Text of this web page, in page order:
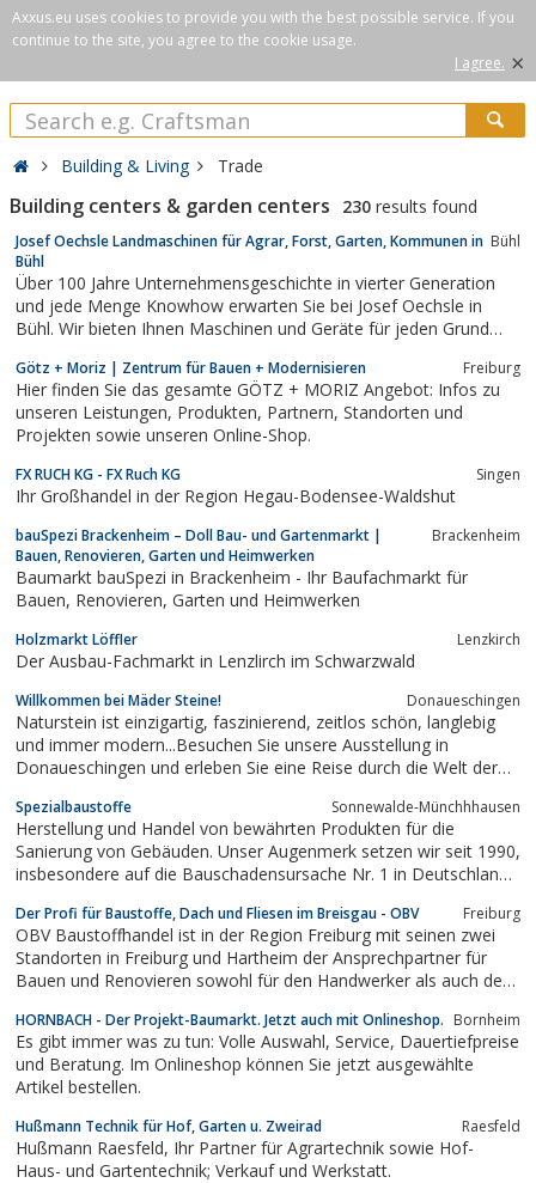
Axxus.eu uses cookies to provide you with the best possible service. If you
continue to the site, you agree to the cookie usage.
I agree. ×
Building & Living Trade
Building centers & garden centers 230 results found
Josef Oechsle Landmaschinen für Agrar, Forst, Garten, Kommunen in
Bühl
Bühl
Über 100 Jahre Unternehmensgeschichte in vierter Generation
und jede Menge Knowhow erwarten Sie bei Josef Oechsle in
Bühl. Wir bieten Ihnen Maschinen und Geräte für jeden Grund
Gartenbesitzer.
Götz + Moriz | Zentrum für Bauen + Modernisieren Freiburg
Hier finden Sie das gesamte GÖTZ + MORIZ Angebot: Infos zu
unseren Leistungen, Produkten, Partnern, Standorten und
Projekten sowie unseren Online-Shop.
FX RUCH KG - FX Ruch KG Singen
Ihr Großhandel in der Region Hegau-Bodensee-Waldshut
bauSpezi Brackenheim – Doll Bau- und Gartenmarkt |
Bauen, Renovieren, Garten und Heimwerken
Brackenheim
Baumarkt bauSpezi in Brackenheim - Ihr Baufachmarkt für
Bauen, Renovieren, Garten und Heimwerken
Holzmarkt Löffler Lenzkirch
Der Ausbau-Fachmarkt in Lenzlirch im Schwarzwald
Willkommen bei Mäder Steine! Donaueschingen
Naturstein ist einzigartig, faszinierend, zeitlos schön, langlebig
und immer modern...Besuchen Sie unsere Ausstellung in
Donaueschingen und erleben Sie eine Reise durch die Welt der
Spezialbaustoffe Sonnewalde-Münchhhausen
Herstellung und Handel von bewährten Produkten für die
Sanierung von Gebäuden. Unser Augenmerk setzen wir seit 1990,
insbesondere auf die Bauschadensursache Nr. 1 in Deutschland,
sinnvoll, effektiv und nachhaaltig fern zu halten.Wir beraten, und
zeigen...
Der Profi für Baustoffe, Dach und Fliesen im Breisgau - OBV Freiburg
OBV Baustoffhandel ist in der Region Freiburg mit seinen zwei
Standorten in Freiburg und Hartheim der Ansprechpartner für
Bauen und Renovieren sowohl für den Handwerker als auch den
HORNBACH - Der Projekt-Baumarkt. Jetzt auch mit Onlineshop. Bornheim
Es gibt immer was zu tun: Volle Auswahl, Service, Dauertiefpreise
und Beratung. Im Onlineshop können Sie jetzt ausgewählte
Artikel bestellen.
Hußmann Technik für Hof, Garten u. Zweirad Raesfeld
Hußmann Raesfeld, Ihr Partner für Agrartechnik sowie Hof-
Haus- und Gartentechnik; Verkauf und Werkstatt.